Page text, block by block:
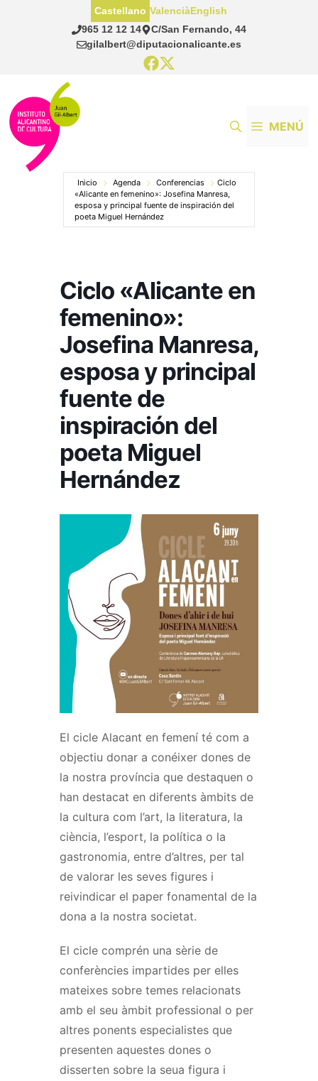
965 12 12 14
C/San Fernando, 44
gilalbert@diputacionalicante.es
Castellano ValenciàEnglish
MENÚ
Inicio Agenda Conferencias
Ciclo
«Alicante en femenino»: Josefina Manresa,
esposa y principal fuente de inspiración del
poeta Miguel Hernández
Ciclo «Alicante en
femenino»:
Josefina Manresa,
esposa y principal
fuente de
inspiración del
poeta Miguel
Hernández
El cicle Alacant en femení té com a
objectiu donar a conéixer dones de
la nostra província que destaquen o
han destacat en diferents àmbits de
la cultura com l’art, la literatura, la
ciència, l’esport, la política o la
gastronomia, entre d’altres, per tal
de valorar les seves figures i
reivindicar el paper fonamental de la
dona a la nostra societat.
El cicle comprén una sèrie de
conferències impartides per elles
mateixes sobre temes relacionats
amb el seu àmbit professional o per
altres ponents especialistes que
presenten aquestes dones o
disserten sobre la seua figura i